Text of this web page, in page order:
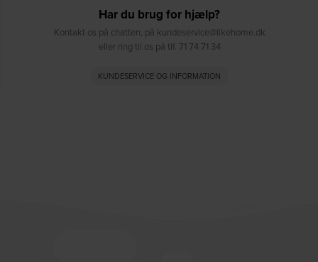
Har du brug for hjælp?
Kontakt os på chatten, på kundeservice@likehome.dk
eller ring til os på tlf. 71 74 71 34
KUNDESERVICE OG INFORMATION